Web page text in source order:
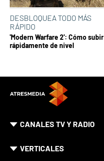
DESBLOQUEA TODO MÁS
RÁPIDO
'Modern Warfare 2': Cómo subir
rápidamente de nivel
CANALES TV Y RADIO
VERTICALES